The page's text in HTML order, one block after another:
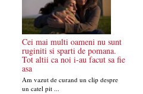
Cei mai multi oameni nu sunt
ruginiti si sparti de pomana.
Tot altii ca noi i-au facut sa fie
asa
Am vazut de curand un clip despre
un catel pit ...